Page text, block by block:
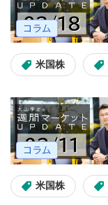
米国株
米国株